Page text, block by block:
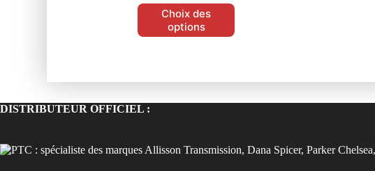
Choix des
options
DISTRIBUTEUR OFFICIEL :